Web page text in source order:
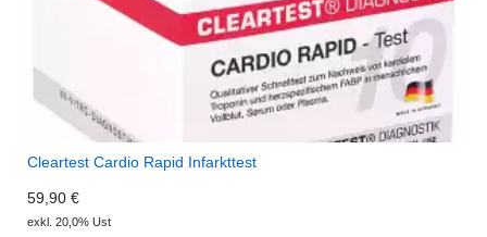
Cleartest Cardio Rapid Infarkttest
59,90 €
exkl. 20,0% Ust